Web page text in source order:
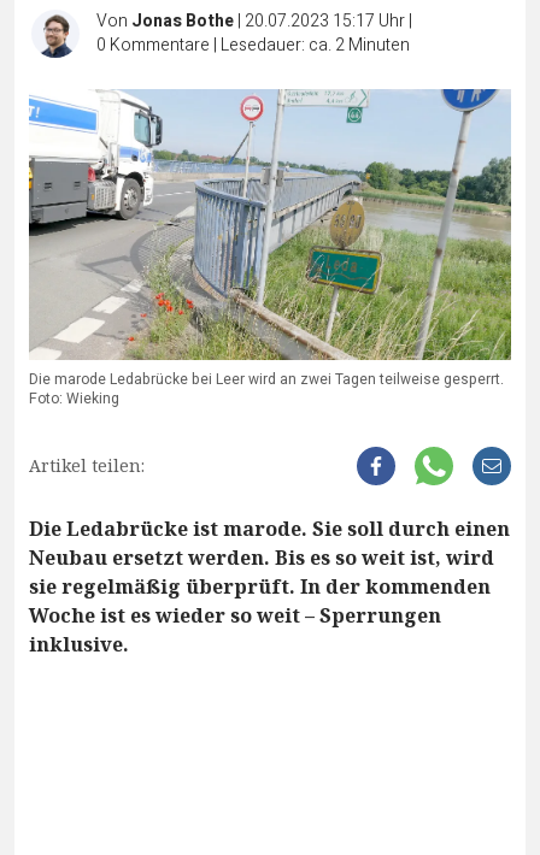
Von Jonas Bothe| 20.07.2023 15:17 Uhr|
0 Kommentare | Lesedauer: ca. 2 Minuten
Die marode Ledabrücke bei Leer wird an zwei Tagen teilweise gesperrt.
Foto: Wieking
Artikel teilen:
Die Ledabrücke ist marode. Sie soll durch einen
Neubau ersetzt werden. Bis es so weit ist, wird
sie regelmäßig überprüft. In der kommenden
Woche ist es wieder so weit – Sperrungen
inklusive.